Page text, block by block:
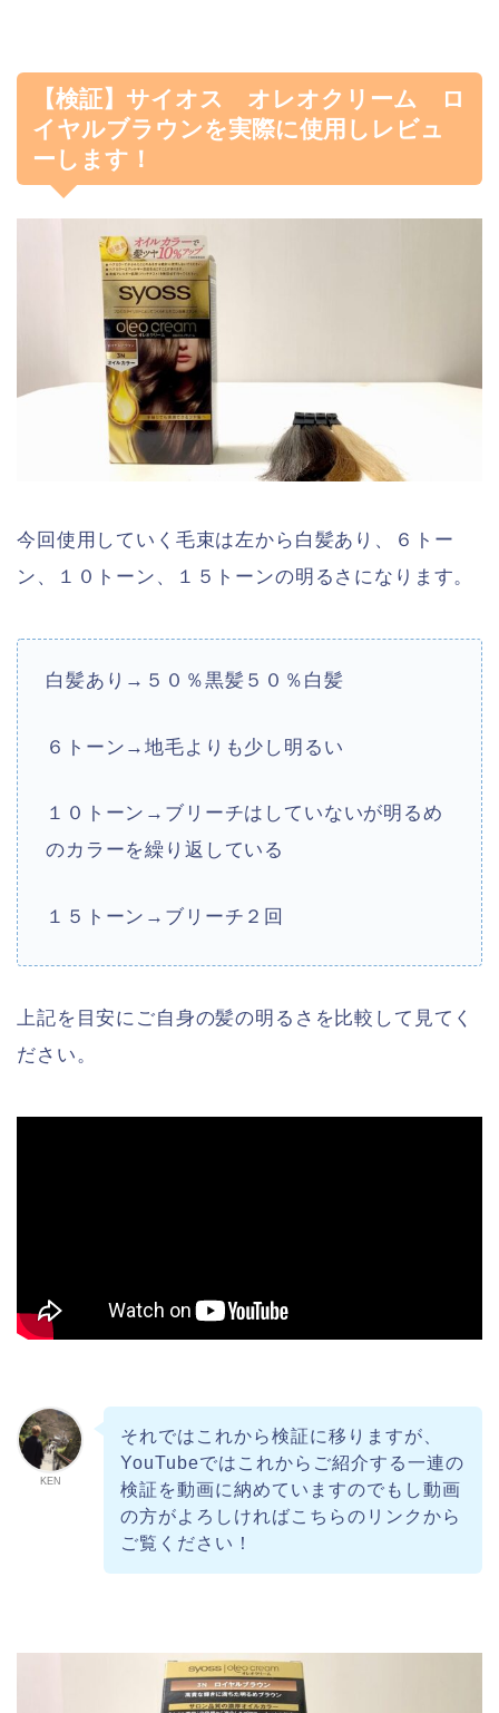
【検証】サイオス オレオクリーム ロ
イヤルブラウンを実際に使用しレビュ
ーします！
今回使用していく毛束は左から白髪あり、６トー
ン、１０トーン、１５トーンの明るさになります。
白髪あり→５０％黒髪５０％白髪
６トーン→地毛よりも少し明るい
１０トーン→ブリーチはしていないが明るめ
のカラーを繰り返している
１５トーン→ブリーチ２回
上記を目安にご自身の髪の明るさを比較して見てく
ださい。
KEN
それではこれから検証に移りますが、
YouTubeではこれからご紹介する一連の
検証を動画に納めていますのでもし動画
の方がよろしければこちらのリンクから
ご覧ください！